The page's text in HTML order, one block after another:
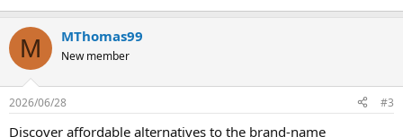
M MThomas99
New member
2026/06/28 #3
Discover affordable alternatives to the brand-name